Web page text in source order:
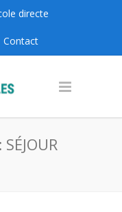
directe
Contact